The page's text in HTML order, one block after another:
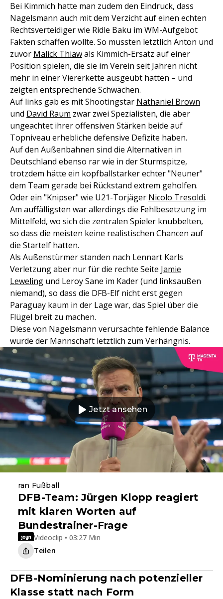
Bei Kimmich hatte man zudem den Eindruck, dass
Nagelsmann auch mit dem Verzicht auf einen echten
Rechtsverteidiger wie Ridle Baku im WM-Aufgebot
Fakten schaffen wollte. So mussten letztlich Anton und
zuvor Malick Thiawals Kimmich-Ersatz auf einer
Position spielen, die sie im Verein seit Jahren nicht
mehr in einer Viererkette ausgeübt hatten – und
zeigten entsprechende Schwächen.
Auf links gab es mit Shootingstar Nathaniel Brown
und David Raum zwar zwei Spezialisten, die aber
ungeachtet ihrer offensiven Stärken beide auf
Topniveau erhebliche defensive Defizite haben.
Auf den Außenbahnen sind die Alternativen in
Deutschland ebenso rar wie in der Sturmspitze,
trotzdem hätte ein kopfballstarker echter "Neuner"
dem Team gerade bei Rückstand extrem geholfen.
Oder ein "Knipser" wie U21-Torjäger Nicolo Tresoldi.
Am auffälligsten war allerdings die Fehlbesetzung im
Mittelfeld, wo sich die zentralen Spieler knubbelten,
so dass die meisten keine realistischen Chancen auf
die Startelf hatten.
Als Außenstürmer standen nach Lennart Karls
Verletzung aber nur für die rechte Seite Jamie
Leweling und Leroy Sane im Kader (und linksaußen
niemand), so dass die DFB-Elf nicht erst gegen
Paraguay kaum in der Lage war, das Spiel über die
Flügel breit zu machen.
Diese von Nagelsmann verursachte fehlende Balance
wurde der Mannschaft letztlich zum Verhängnis.
Jetzt ansehen
ran Fußball
DFB-Team: Jürgen Klopp reagiert
mit klaren Worten auf
Bundestrainer-Frage
Videoclip • 03:27 Min
Teilen
DFB-Nominierung nach potenzieller
Klasse statt nach Form